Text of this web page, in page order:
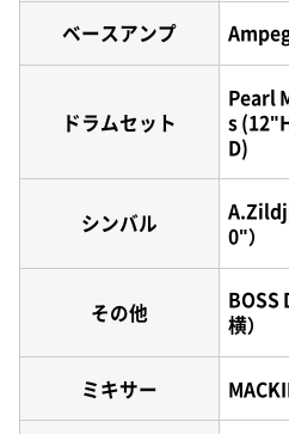
ベースアンプ
ドラムセット
Pearl
s
D)
シンバル
0"）
その他
BOSS
横）
ミキサー